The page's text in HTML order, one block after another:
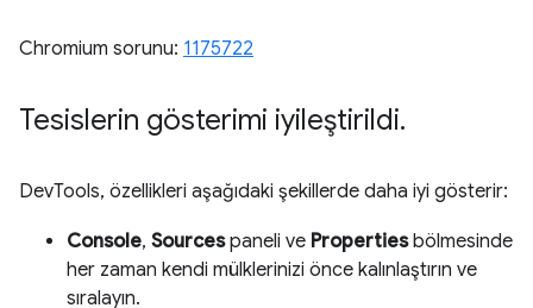
Chromium sorunu: 1175722
Tesislerin gösterimi iyileştirildi.
DevTools, özellikleri aşağıdaki şekillerde daha iyi gösterir:
Console, Sourcespaneli ve Propertiesbölmesinde
her zaman kendi mülklerinizi önce kalınlaştırın ve
sıralayın.